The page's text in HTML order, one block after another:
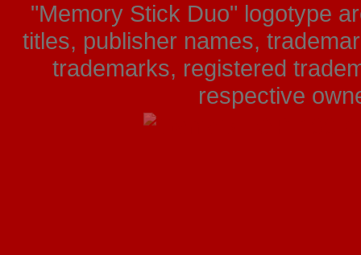
"Memory Stick Duo" logotype
titles, publisher names,
trademarks, registered
respective